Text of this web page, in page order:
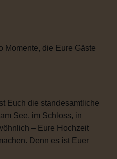
Momente, die Eure Gäste
Euch die standesamtliche
See, im Schloss, in
– Eure Hochzeit
Denn es ist Euer